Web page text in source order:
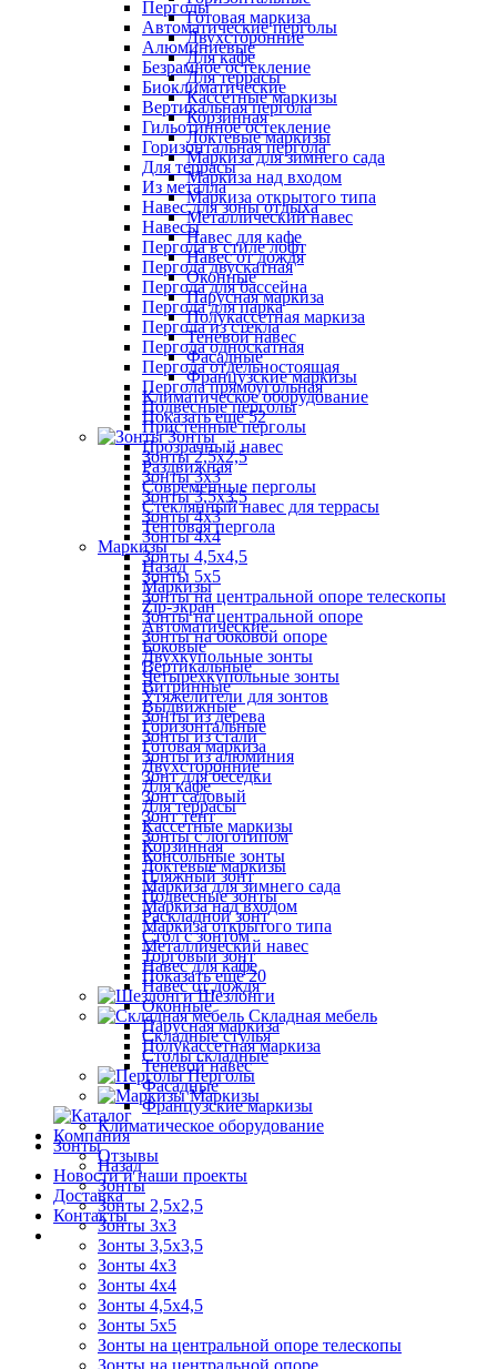
Готовая маркиза
Двухсторонние
Для кафе
Для террасы
Кассетные маркизы
Корзинная
Локтевые маркизы
Маркиза для зимнего сада
Маркиза над входом
Маркиза открытого типа
Металлический навес
Навес для кафе
Навес от дождя
Оконные
Парусная маркиза
Полукассетная маркиза
Теневой навес
Фасадные
Французские маркизы
Климатическое оборудование
Показать ещё 52
Зонты
Зонты 2,5х2,5
Зонты 3х3
Зонты 3,5х3,5
Зонты 4х3
Зонты 4х4
Зонты 4,5х4,5
Зонты 5х5
Зонты на центральной опоре телескопы
Зонты на центральной опоре
Зонты на боковой опоре
Двухкупольные зонты
Четырехкупольные зонты
Утяжелители для зонтов
Зонты из дерева
Зонты из стали
Зонты из алюминия
Зонт для беседки
Зонт садовый
Зонт тент
Зонты с логотипом
Консольные зонты
Пляжный зонт
Подвесные зонты
Раскладной зонт
Стол с зонтом
Торговый зонт
Показать ещё 20
Шезлонги
Складная мебель
Складные стулья
Столы складные
Перголы
Маркизы
Компания
Отзывы
Новости и наши проекты
Доставка
Контакты
Перголы
Автоматические перголы
Алюминиевые
Безрамное остекление
Биоклиматические
Вертикальная пергола
Гильотинное остекление
Горизонтальная пергола
Для террасы
Из металла
Навес для зоны отдыха
Навесы
Пергола в стиле лофт
Пергола двускатная
Пергола для бассейна
Пергола для парка
Пергола из стекла
Пергола односкатная
Пергола отдельностоящая
Пергола прямоугольная
Подвесные перголы
Пристенные перголы
Прозрачный навес
Раздвижная
Современные перголы
Стеклянный навес для террасы
Тентовая пергола
Маркизы
Назад
Маркизы
Zip-экран
Автоматические
Боковые
Вертикальные
Витринные
Выдвижные
Горизонтальные
Готовая маркиза
Двухсторонние
Для кафе
Для террасы
Кассетные маркизы
Корзинная
Локтевые маркизы
Маркиза для зимнего сада
Маркиза над входом
Маркиза открытого типа
Металлический навес
Навес для кафе
Навес от дождя
Оконные
Парусная маркиза
Полукассетная маркиза
Теневой навес
Фасадные
Французские маркизы
Климатическое оборудование
Зонты
Назад
Зонты
Зонты 2,5х2,5
Зонты 3х3
Зонты 3,5х3,5
Зонты 4х3
Зонты 4х4
Зонты 4,5х4,5
Зонты 5х5
Зонты на центральной опоре телескопы
Зонты на центральной опоре